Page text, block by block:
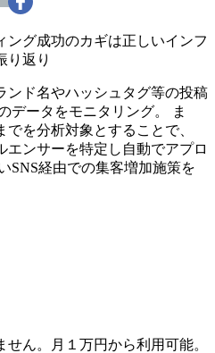
ング成功のカギは正しいインフ
り返り
ンド名やハッシュタグ等の投稿
データをモニタリング。 ま
を分析対象とすることで、
ンサーを特定し自動でアプロ
SNS経由での集客増加施策を
ん。月１万円から利用可能。